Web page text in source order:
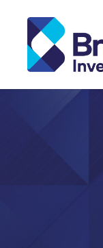
Copyright ©